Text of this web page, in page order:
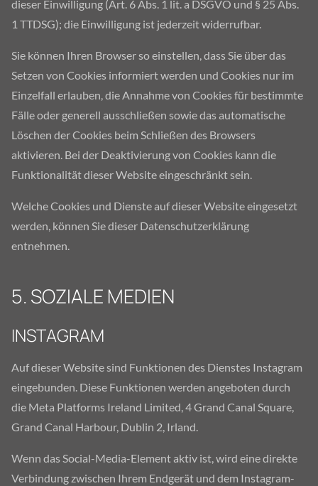
dieser Einwilligung (Art. 6 Abs. 1 lit. a DSGVO und § 25 Abs.
1 TTDSG); die Einwilligung ist jederzeit widerrufbar.
Sie können Ihren Browser so einstellen, dass Sie über das
Setzen von Cookies informiert werden und Cookies nur im
Einzelfall erlauben, die Annahme von Cookies für bestimmte
Fälle oder generell ausschließen sowie das automatische
Löschen der Cookies beim Schließen des Browsers
aktivieren. Bei der Deaktivierung von Cookies kann die
Funktionalität dieser Website eingeschränkt sein.
Welche Cookies und Dienste auf dieser Website eingesetzt
werden, können Sie dieser Datenschutzerklärung
entnehmen.
5. SOZIALE MEDIEN
INSTAGRAM
Auf dieser Website sind Funktionen des Dienstes Instagram
eingebunden. Diese Funktionen werden angeboten durch
die Meta Platforms Ireland Limited, 4 Grand Canal Square,
Grand Canal Harbour, Dublin 2, Irland.
Wenn das Social-Media-Element aktiv ist, wird eine direkte
Verbindung zwischen Ihrem Endgerät und dem Instagram-